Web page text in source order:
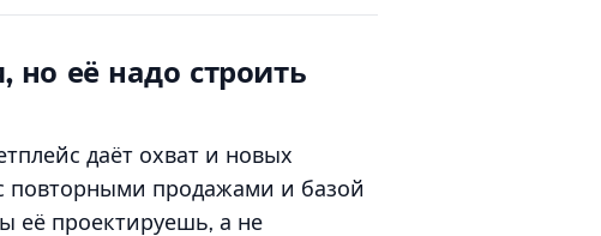
но её надо строить
даёт охват и новых
повторными продажами и базой
её проектируешь, а не